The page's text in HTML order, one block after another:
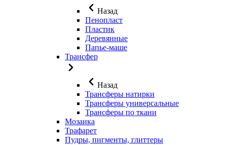
Назад
Пенопласт
Пластик
Деревянные
Папье-маше
Трансфер
Назад
Трансферы натирки
Трансферы универсальные
Трансферы по ткани
Мозаика
Трафарет
Пудры, пигменты, глиттеры